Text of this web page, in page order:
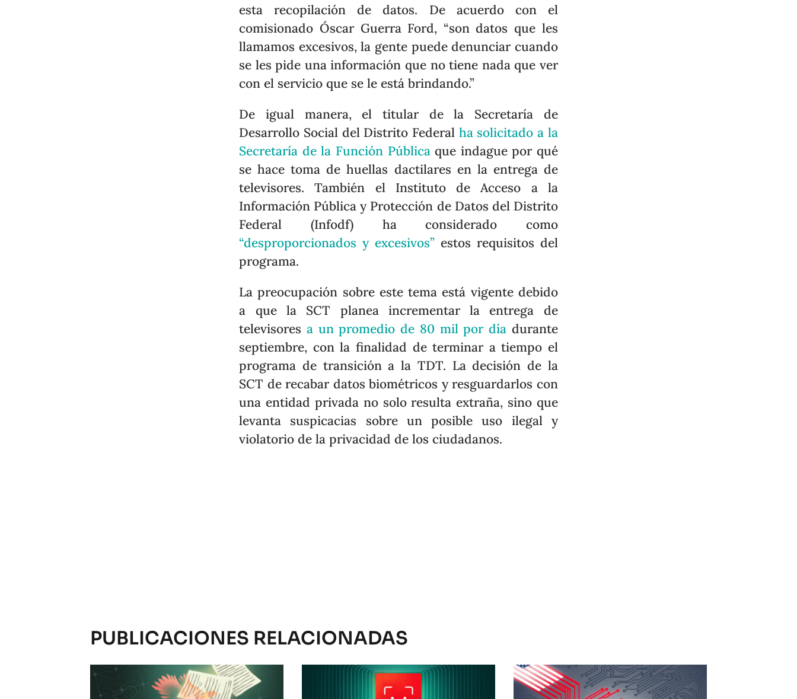
esta recopilación de datos. De acuerdo con el
comisionado Óscar Guerra Ford, “son datos que les
llamamos excesivos, la gente puede denunciar cuando
se les pide una información que no tiene nada que ver
con el servicio que se le está brindando.”
De igual manera, el titular de la Secretaría de
Desarrollo Social del Distrito Federal ha solicitado a la
Secretaría de la Función Públicaque indague por qué
se hace toma de huellas dactilares en la entrega de
televisores. También el Instituto de Acceso a la
Información Pública y Protección de Datos del Distrito
Federal (Infodf) ha considerado como
“desproporcionados y excesivos” estos requisitos del
programa.
La preocupación sobre este tema está vigente debido
a que la SCT planea incrementar la entrega de
televisores a un promedio de 80 mil por día durante
septiembre, con la finalidad de terminar a tiempo el
programa de transición a la TDT. La decisión de la
SCT de recabar datos biométricos y resguardarlos con
una entidad privada no solo resulta extraña, sino que
levanta suspicacias sobre un posible uso ilegal y
violatorio de la privacidad de los ciudadanos.
PUBLICACIONES RELACIONADAS